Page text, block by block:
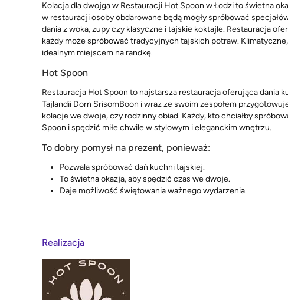
Kolacja dla dwojga w Restauracji Hot Spoon w Łodzi to świetna
w restauracji osoby obdarowane będą mogły spróbować
dania z woka, zupy czy klasyczne i tajskie koktajle. Restauracja
każdy może spróbować tradycyjnych tajskich potraw.
idealnym miejscem na randkę.
Hot Spoon
Restauracja Hot Spoon to najstarsza restauracja oferująca dania
Tajlandii Dorn SrisomBoon i wraz ze swoim zespołem
kolacje we dwoje, czy rodzinny obiad. Każdy, kto chciałby
Spoon i spędzić miłe chwile w stylowym i eleganckim wnętrzu.
To dobry pomysł na prezent, ponieważ:
Pozwala spróbować dań kuchni tajskiej.
To świetna okazja, aby spędzić czas we dwoje.
Daje możliwość świętowania ważnego wydarzenia.
Realizacja